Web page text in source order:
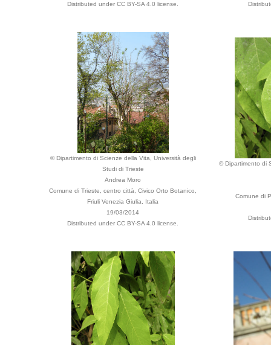
Distributed under CC BY-SA 4.0 license.
© Dipartimento di Scienze della Vita, Università degli
Studi di Trieste
Andrea Moro
Comune di Trieste, centro città, Civico Orto Botanico,
Friuli Venezia Giulia, Italia
19/03/2014
Distributed under CC BY-SA 4.0 license.
© Dipartimento di
Comune di